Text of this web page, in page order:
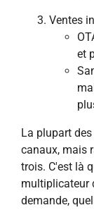
Ventes
et
La plupart
canaux, mais
trois. C'est là
multiplicateur
demande,